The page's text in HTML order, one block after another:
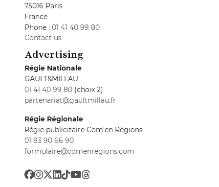
75016 Paris
France
Phone : 01 41 40 99 80
Contact us
Advertising
Régie Nationale
GAULT&MILLAU
01 41 40 99 80 (choix 2)
partenariat@gaultmillau.fr
Régie Régionale
Régie publicitaire Com'en Régions
01 83 90 66 90
formulaire@comenregions.com